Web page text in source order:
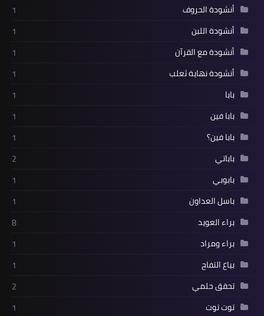
أنشودة الحروف
1
أنشودة اللبن
1
أنشودة مع القرآن
1
أنشودة نهاية ثعلب
1
بابا
1
بابا فين
1
بابا فين؟
1
باباتي
2
بابوبي
1
باسل العداون
1
براء العويد
8
براء ومراد
1
بياع التفاح
1
تحقق حلمي
2
توت توت
1